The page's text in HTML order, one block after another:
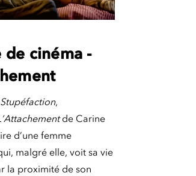
de cinéma -
,
de Carine
d’une femme
malgré elle, voit sa vie
la proximité de son